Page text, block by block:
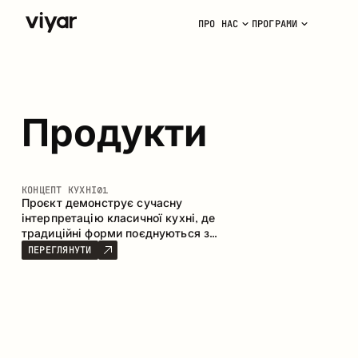
ПРО НАС ПРОГРАМИ
Продукти
КОНЦЕПТ КУХНІ01
Проєкт демонструє сучасну
інтерпретацію класичної кухні, де
традиційні форми поєднуються з
актуальними матеріалами та
стриманою колірною палітрою.
ПЕРЕГЛЯНУТИ